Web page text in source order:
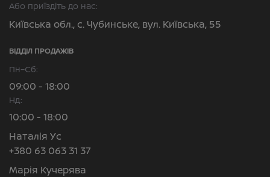
Або приїздіть до нас:
Київська обл., с. Чубинське, вул. Київська, 55
ВІДДІЛ ПРОДАЖІВ
Пн–Сб:
09:00 - 18:00
Нд:
10:00 - 18:00
Наталія Ус
+380 63 063 31 37
Марія Кучерява